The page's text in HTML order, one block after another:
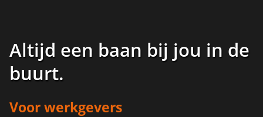
Altijd een baan bij jou in de
buurt.
Voor werkgevers